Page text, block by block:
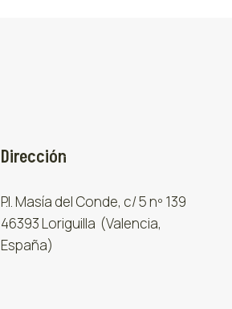
Dirección
P.I. Masía del Conde, c/ 5 nº 139
46393 Loriguilla (Valencia,
España)